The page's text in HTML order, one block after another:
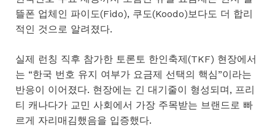
뜰폰 업체인 파이도(Fido), 쿠도(Koodo)보다도 더 합리
적인 것으로 알려졌다.
실제 런칭 직후 참가한 토론토 한인축제(TKF) 현장에서
는 “한국 번호 유지 여부가 요금제 선택의 핵심”이라는
반응이 이어졌다. 현장에는 긴 대기줄이 형성되며, 프리
티 캐나다가 교민 사회에서 가장 주목받는 브랜드로 빠
르게 자리매김했음을 입증했다.